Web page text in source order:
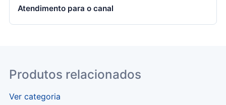
Atendimento para o canal
Produtos relacionados
Ver categoria